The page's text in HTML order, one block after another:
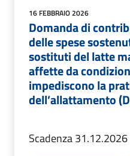
16 FEBBRAIO 2026
Domanda di
delle spese
sostituti del latte
affette da
impediscono la
dell’allattamento
Scadenza 31.12.2026